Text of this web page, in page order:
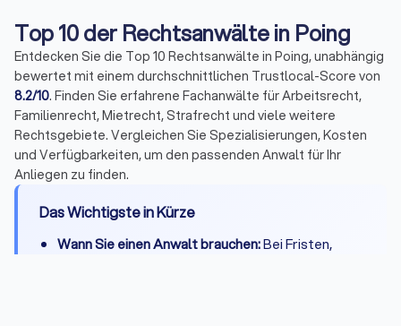
Top 10 der Rechtsanwälte in Poing
Entdecken Sie die Top 10 Rechtsanwälte in Poing, unabhängig
bewertet mit einem durchschnittlichen Trustlocal-Score von
8.2/10. Finden Sie erfahrene Fachanwälte für Arbeitsrecht,
Familienrecht, Mietrecht, Strafrecht und viele weitere
Rechtsgebiete. Vergleichen Sie Spezialisierungen, Kosten
und Verfügbarkeiten, um den passenden Anwalt für Ihr
Anliegen zu finden.
Das Wichtigste in Kürze
Wann Sie einen Anwalt brauchen:Bei Fristen,